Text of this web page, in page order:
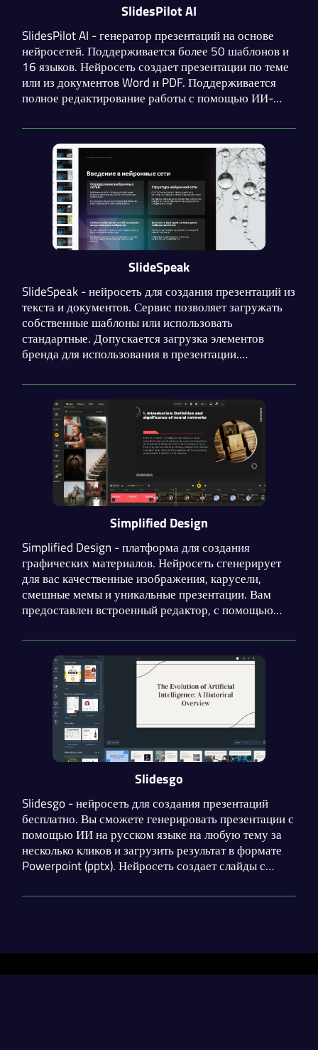
SlidesPilot AI
SlidesPilot AI - генератор презентаций на основе
нейросетей. Поддерживается более 50 шаблонов и
16 языков. Нейросеть создает презентации по теме
или из документов Word и PDF. Поддерживается
полное редактирование работы с помощью ИИ-
картинок и озвучки.
SlideSpeak
SlideSpeak - нейросеть для создания презентаций из
текста и документов. Сервис позволяет загружать
собственные шаблоны или использовать
стандартные. Допускается загрузка элементов
бренда для использования в презентации.
контентом, грамотно распределяя информацию по
смысловым блокам.
Simplified Design
Simplified Design - платформа для создания
графических материалов. Нейросеть сгенерирует
для вас качественные изображения, карусели,
смешные мемы и уникальные презентации. Вам
предоставлен встроенный редактор, с помощью
результаты. Минусом является отсутствие
возможности экспорта презентаций в формате pptx.
Slidesgo
Slidesgo - нейросеть для создания презентаций
бесплатно. Вы сможете генерировать презентации с
помощью ИИ на русском языке на любую тему за
несколько кликов и загрузить результат в формате
Powerpoint (pptx). Нейросеть создает слайды с
шаблонов и редактирование плана.
Разделы